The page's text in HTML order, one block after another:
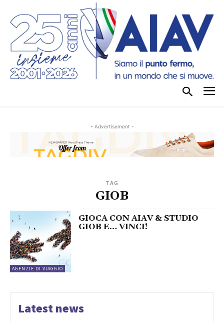
- Advertisement -
TAG
GIOB
AGENZIE DI VIAGGIO
GIOCA CON AIAV & STUDIO
GIOB E… VINCI!
Latest news